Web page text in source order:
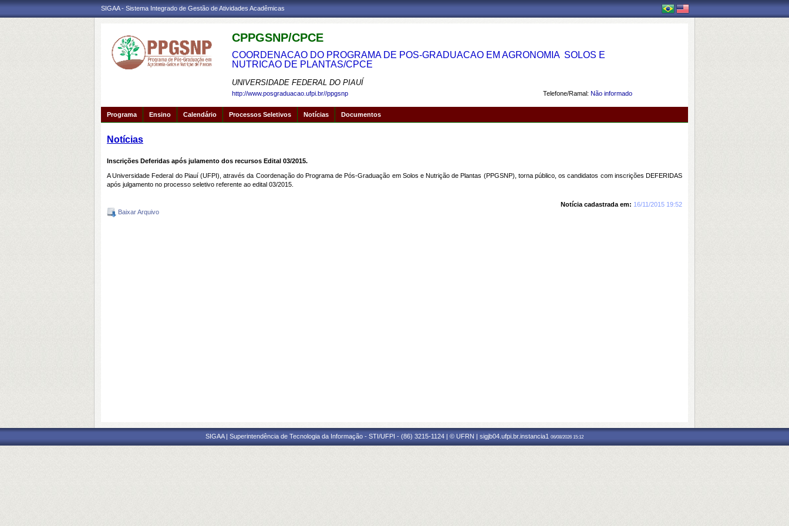
SIGAA - Sistema Integrado de Gestão de Atividades Acadêmicas
CPPGSNP/CPCE
COORDENACAO DO PROGRAMA DE POS-GRADUACAO EM AGRONOMIA  SOLOS E
NUTRICAO DE PLANTAS/CPCE
UNIVERSIDADE FEDERAL DO PIAUÍ
Telefone/Ramal: Não informado
http://www.posgraduacao.ufpi.br//ppgsnp
Programa Ensino Calendário Processos Seletivos Notícias Documentos
Notícias
Inscrições Deferidas após julamento dos recursos Edital 03/2015.
A Universidade Federal do Piauí (UFPI), através da Coordenação do Programa de Pós-Graduação em Solos e Nutrição de Plantas (PPGSNP), torna público, os candidatos com inscrições DEFERIDAS
após julgamento no processo seletivo referente ao edital 03/2015.
Notícia cadastrada em: 16/11/2015 19:52
Baixar Arquivo
SIGAA | Superintendência de Tecnologia da Informação - STI/UFPI - (86) 3215-1124 | © UFRN | sigjb04.ufpi.br.instancia1 06/08/2026 15:12